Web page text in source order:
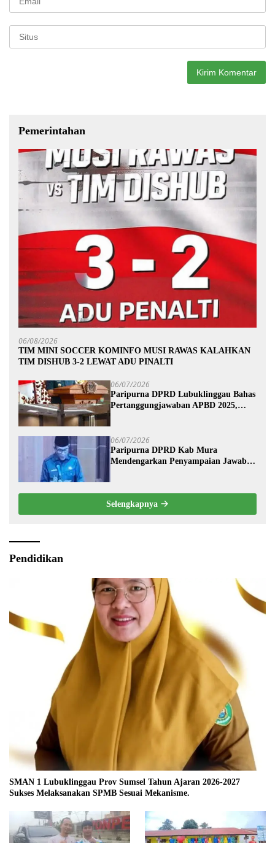
Pemerintahan
06/08/2026
TIM MINI SOCCER KOMINFO MUSI RAWAS KALAHKAN
TIM DISHUB 3-2 LEWAT ADU PINALTI
06/07/2026
Paripurna DPRD Lubuklinggau Bahas
Pertanggungjawaban APBD 2025,
06/07/2026
Paripurna DPRD Kab Mura
Mendengarkan Penyampaian Jawaban
Kabupaten Musi Rawas Tahun
Anggaran 2025.
Selengkapnya
Pendidikan
SMAN 1 Lubuklinggau Prov Sumsel Tahun Ajaran 2026-2027
Sukses Melaksanakan SPMB Sesuai Mekanisme.